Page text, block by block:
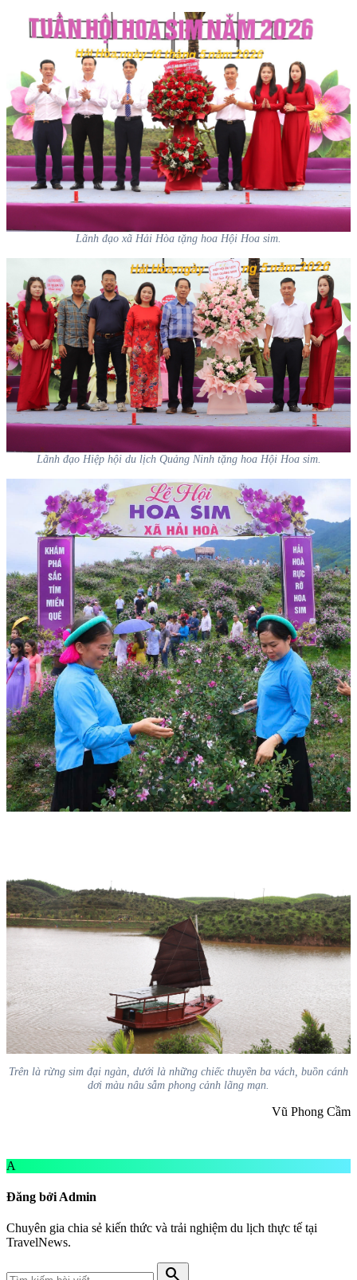
Lãnh đạo xã Hải Hòa tặng hoa Hội Hoa sim.
Lãnh đạo Hiệp hội du lịch Quảng Ninh tặng hoa Hội Hoa sim.
Trên là rừng sim đại ngàn, dưới là những chiếc thuyền ba vách, buồn cánh
dơi màu nâu sẫm phong cảnh lãng mạn.
Vũ Phong Cầm
A
Đăng bởi Admin
Chuyên gia chia sẻ kiến thức và trải nghiệm du lịch thực tế tại
TravelNews.
search